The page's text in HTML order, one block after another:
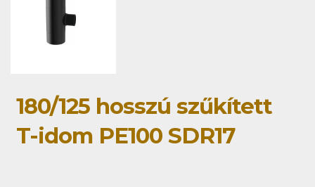
180/125 hosszú szűkített
T-idom PE100 SDR17